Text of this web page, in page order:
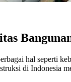
hal seperti
di Indonesia